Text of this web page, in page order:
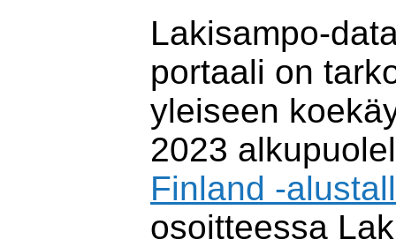
Lakisampo-
portaali on
yleiseen
2023
Finland -
osoitteessa